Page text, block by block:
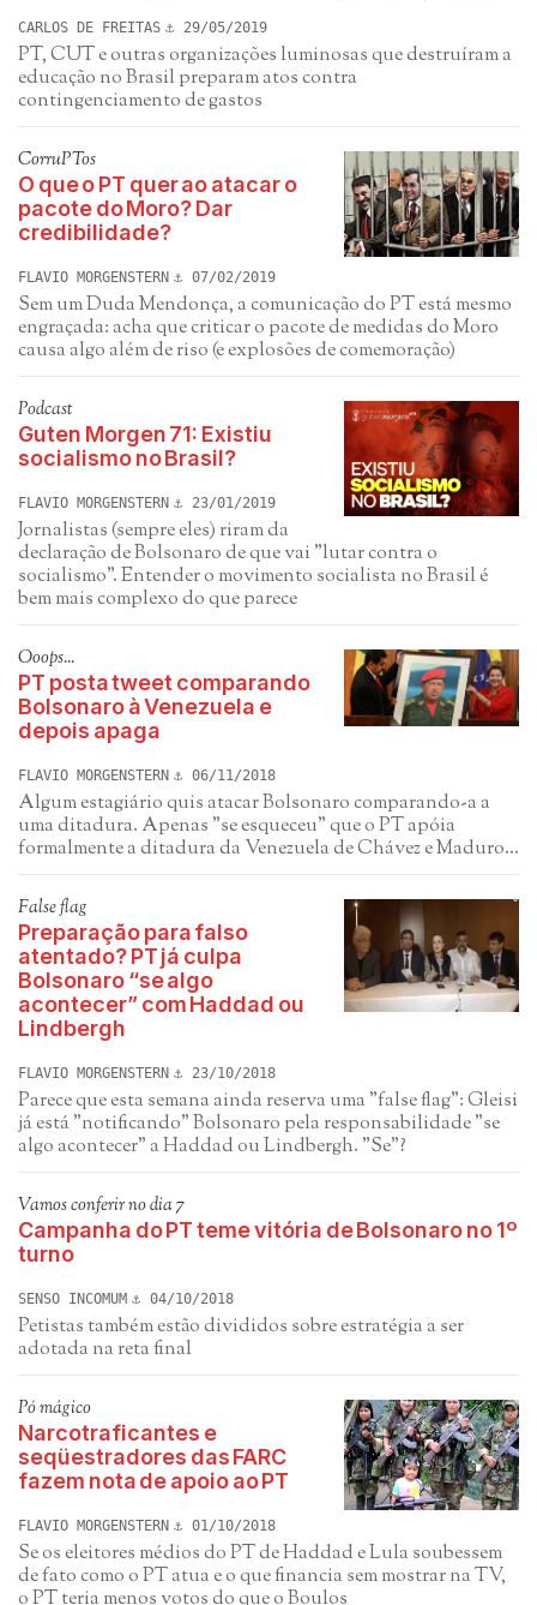
CARLOS DE FREITAS 29/05/2019
PT, CUT e outras organizações luminosas que destruíram a
educação no Brasil preparam atos contra
contingenciamento de gastos
CorruPTos
O que o PT quer ao atacar o
pacote do Moro? Dar
credibilidade?
FLAVIO MORGENSTERN 07/02/2019
Sem um Duda Mendonça, a comunicação do PT está mesmo
engraçada: acha que criticar o pacote de medidas do Moro
causa algo além de riso (e explosões de comemoração)
Podcast
Guten Morgen 71: Existiu
socialismo no Brasil?
FLAVIO MORGENSTERN 23/01/2019
Jornalistas (sempre eles) riram da
declaração de Bolsonaro de que vai "lutar contra o
socialismo". Entender o movimento socialista no Brasil é
bem mais complexo do que parece
Ooops...
PT posta tweet comparando
Bolsonaro à Venezuela e
depois apaga
FLAVIO MORGENSTERN 06/11/2018
Algum estagiário quis atacar Bolsonaro comparando-a a
uma ditadura. Apenas "se esqueceu" que o PT apóia
formalmente a ditadura da Venezuela de Chávez e Maduro...
False flag
Preparação para falso
atentado? PT já culpa
Bolsonaro “se algo
acontecer” com Haddad ou
Lindbergh
FLAVIO MORGENSTERN 23/10/2018
Parece que esta semana ainda reserva uma "false flag": Gleisi
já está "notificando" Bolsonaro pela responsabilidade "se
algo acontecer" a Haddad ou Lindbergh. "Se"?
Vamos conferir no dia 7
Campanha do PT teme vitória de Bolsonaro no 1º
turno
SENSO INCOMUM 04/10/2018
Petistas também estão divididos sobre estratégia a ser
adotada na reta final
Pó mágico
Narcotraficantes e
seqüestradores das FARC
fazem nota de apoio ao PT
FLAVIO MORGENSTERN 01/10/2018
Se os eleitores médios do PT de Haddad e Lula soubessem
de fato como o PT atua e o que financia sem mostrar na TV,